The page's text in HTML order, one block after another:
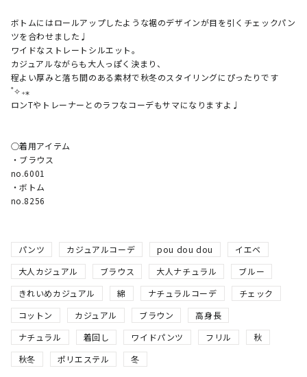
ボトムにはロールアップしたような裾のデザインが目を引くチェックパン
ツを合わせました♩
ワイドなストレートシルエット。
カジュアルながらも大人っぽく決まり、
程よい厚みと落ち間のある素材で秋冬のスタイリングにぴったりです
˚✧₊⁎
ロンTやトレーナーとのラフなコーデもサマになりますよ♩
○着用アイテム
・ブラウス
no.6001
・ボトム
no.8256
パンツ カジュアルコーデ pou dou dou
イエベ
大人カジュアル
ブラウス 大人ナチュラル
ブルー
きれいめカジュアル
綿 ナチュラルコーデ
チェック
コットン
カジュアル ブラウン
高身長
ナチュラル
着回し ワイドパンツ フリル
秋
秋冬
ポリエステル 冬